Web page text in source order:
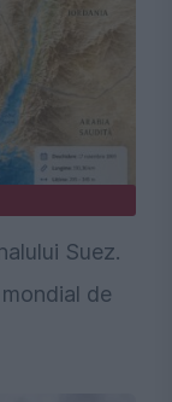
Suez.
de